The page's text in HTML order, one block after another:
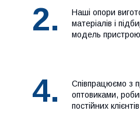
2.
Наші опори
матеріалів і
модель
4.
Співпрацюємо з
оптовиками,
постійних